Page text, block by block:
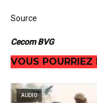
Source
Cecom BVG
VOUS POURRIEZ
AUDIO